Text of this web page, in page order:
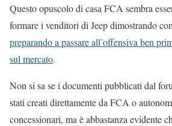
Questo opuscolo di casa FCA sembra
formare i venditori di Jeep dimostrando
preparando a passare all’offensiva ben
sul mercato.
Non si sa se i documenti pubblicati dal
stati creati direttamente da FCA o
concessionari, ma è abbastanza evidente